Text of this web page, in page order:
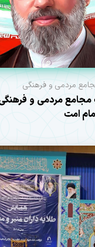
مردمی و فرهنگی
مجامع مردمی و
امت